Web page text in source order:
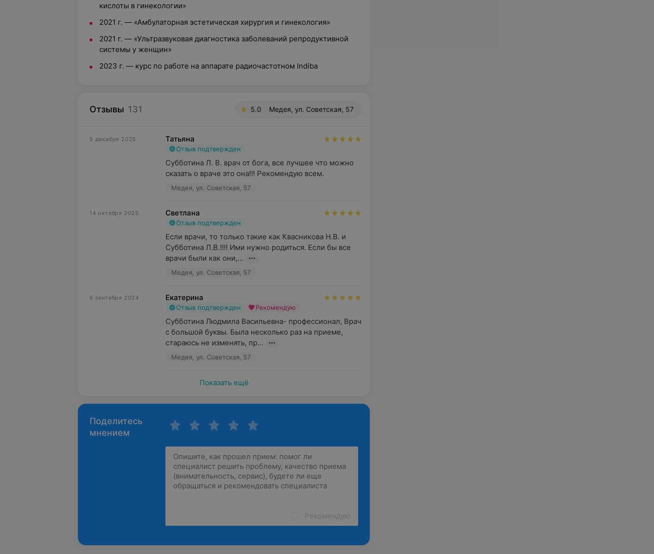
кислоты в гинекологии»
2021 г. — «Амбулаторная эстетическая хирургия и гинекология»
2021 г. — «Ультразвуковая диагностика заболеваний репродуктивной
системы у женщин»
2023 г. — курс по работе на аппарате радиочастотном Indiba
Отзывы 131 5.0 Медея, ул. Советская, 57
5 декабря 2025 Татьяна
Отзыв подтвержден
Субботина Л. В. врач от бога, все лучшее что можно
сказать о враче это она!!! Рекомендую всем.
Медея, ул. Советская, 57
14 октября 2025 Светлана
Отзыв подтвержден
Если врачи, то только такие как Квасникова Н.В. и
Субботина Л.В.!!!! Ими нужно родиться. Если бы все
врачи были как они,...
Медея, ул. Советская, 57
6 сентября 2024 Екатерина
Отзыв подтвержден Рекомендую
Субботина Людмила Васильевна- профессионал, Врач
с большой буквы. Была несколько раз на приеме,
стараюсь не изменять, пр...
Медея, ул. Советская, 57
Показать ещё
Поделитесь
мнением
Рекомендую